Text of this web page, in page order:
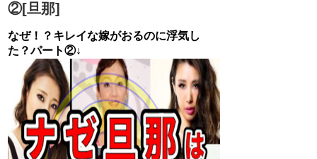
②[旦那]
なぜ！？キレイな嫁がおるのに浮気し
た？パート②↓